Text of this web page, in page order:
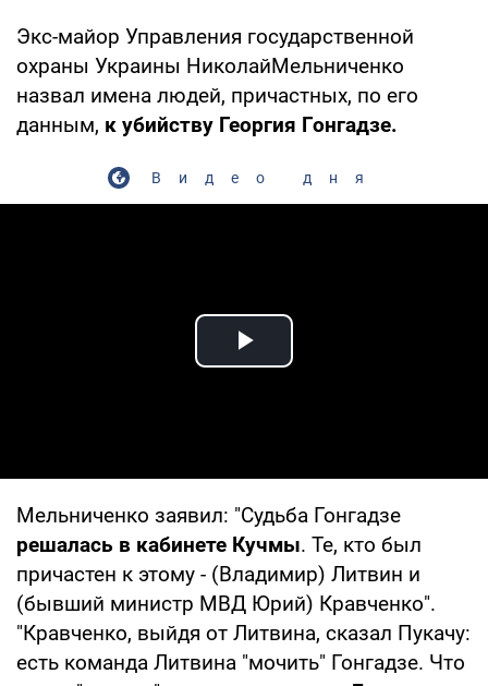
Экс-майор Управления государственной
охраны Украины НиколайМельниченко
назвал имена людей, причастных, по его
данным, к убийству Георгия Гонгадзе.
Видео дня
Play Video
Мельниченко заявил: "Судьба Гонгадзе
решалась в кабинете Кучмы. Те, кто был
причастен к этому - (Владимир) Литвин и
(бывший министр МВД Юрий) Кравченко".
"Кравченко, выйдя от Литвина, сказал Пукачу:
есть команда Литвина "мочить" Гонгадзе. Что